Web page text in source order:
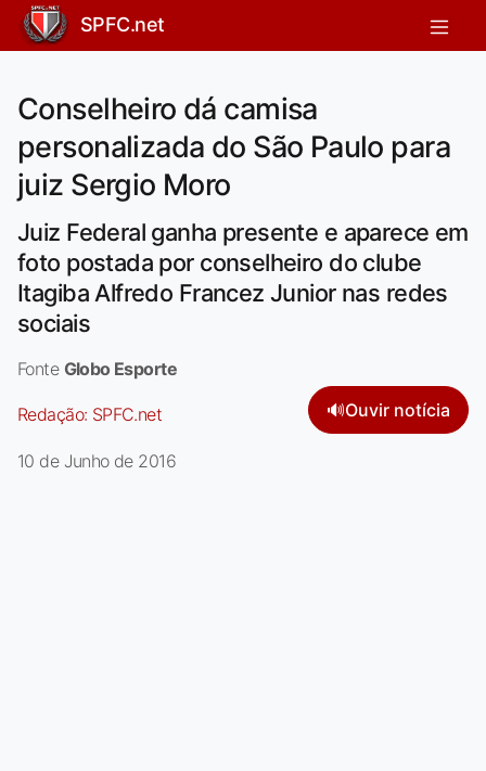
SPFC.net
Conselheiro dá camisa
personalizada do São Paulo para
juiz Sergio Moro
Juiz Federal ganha presente e aparece em
foto postada por conselheiro do clube
Itagiba Alfredo Francez Junior nas redes
sociais
Fonte Globo Esporte
Redação: SPFC.net 🔊Ouvir notícia
10 de Junho de 2016